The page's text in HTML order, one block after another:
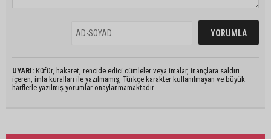
UYARI: Küfür, hakaret, rencide edici cümleler veya imalar, inançlara saldırı
içeren, imla kuralları ile yazılmamış, Türkçe karakter kullanılmayan ve büyük
harflerle yazılmış yorumlar onaylanmamaktadır.